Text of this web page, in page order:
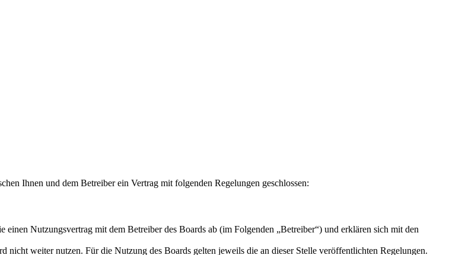
Ihnen und dem Betreiber ein Vertrag mit folgenden Regelungen geschlossen:
Nutzungsvertrag mit dem Betreiber des Boards ab (im Folgenden „Betreiber“) und erklären sich mit den
nicht weiter nutzen. Für die Nutzung des Boards gelten jeweils die an dieser Stelle veröffentlichten Regelungen.